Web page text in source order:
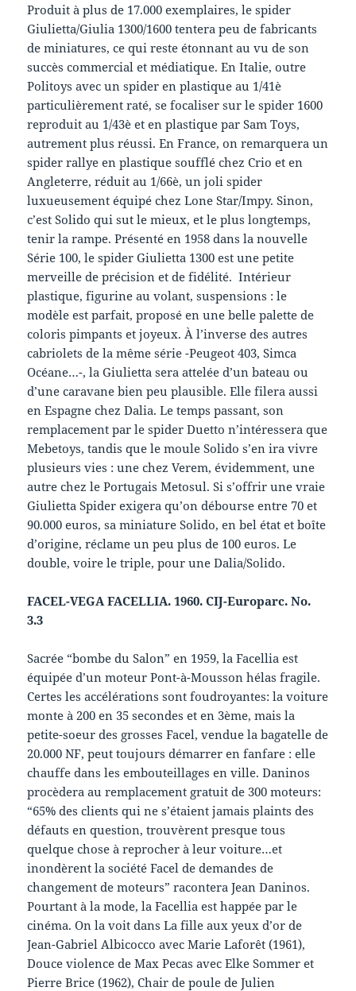
Produit à plus de 17.000 exemplaires, le spider
Giulietta/Giulia 1300/1600 tentera peu de fabricants
de miniatures, ce qui reste étonnant au vu de son
succès commercial et médiatique. En Italie, outre
Politoys avec un spider en plastique au 1/41è
particulièrement raté, se focaliser sur le spider 1600
reproduit au 1/43è et en plastique par Sam Toys,
autrement plus réussi. En France, on remarquera un
spider rallye en plastique soufflé chez Crio et en
Angleterre, réduit au 1/66è, un joli spider
luxueusement équipé chez Lone Star/Impy. Sinon,
c’est Solido qui sut le mieux, et le plus longtemps,
tenir la rampe. Présenté en 1958 dans la nouvelle
Série 100, le spider Giulietta 1300 est une petite
merveille de précision et de fidélité. Intérieur
plastique, figurine au volant, suspensions : le
modèle est parfait, proposé en une belle palette de
coloris pimpants et joyeux. À l’inverse des autres
cabriolets de la même série -Peugeot 403, Simca
Océane…-, la Giulietta sera attelée d’un bateau ou
d’une caravane bien peu plausible. Elle filera aussi
en Espagne chez Dalia. Le temps passant, son
remplacement par le spider Duetto n’intéressera que
Mebetoys, tandis que le moule Solido s’en ira vivre
plusieurs vies : une chez Verem, évidemment, une
autre chez le Portugais Metosul. Si s’offrir une vraie
Giulietta Spider exigera qu’on débourse entre 70 et
90.000 euros, sa miniature Solido, en bel état et boîte
d’origine, réclame un peu plus de 100 euros. Le
double, voire le triple, pour une Dalia/Solido.
FACEL-VEGA FACELLIA. 1960. CIJ-Europarc. No.
3.3
Sacrée “bombe du Salon” en 1959, la Facellia est
équipée d’un moteur Pont-à-Mousson hélas fragile.
Certes les accélérations sont foudroyantes: la voiture
monte à 200 en 35 secondes et en 3ème, mais la
petite-soeur des grosses Facel, vendue la bagatelle de
20.000 NF, peut toujours démarrer en fanfare : elle
chauffe dans les embouteillages en ville. Daninos
procèdera au remplacement gratuit de 300 moteurs:
“65% des clients qui ne s’étaient jamais plaints des
défauts en question, trouvèrent presque tous
quelque chose à reprocher à leur voiture…et
inondèrent la société Facel de demandes de
changement de moteurs” racontera Jean Daninos.
Pourtant à la mode, la Facellia est happée par le
cinéma. On la voit dans La fille aux yeux d’or de
Jean-Gabriel Albicocco avec Marie Laforêt (1961),
Douce violence de Max Pecas avec Elke Sommer et
Pierre Brice (1962), Chair de poule de Julien